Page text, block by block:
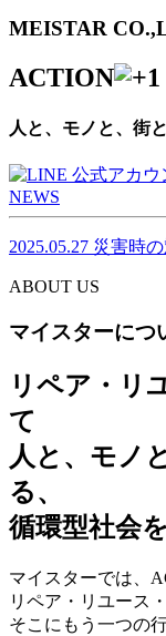
MEISTAR
ACTION
人と、モノと、街
NEWS
2025.05.27 災害時
ABOUT US
マイスターにつ
リペア・リ
て
人と、モノ
る、
循環型社会
マイスターでは、
リペア・リユース
そこにもう一つの